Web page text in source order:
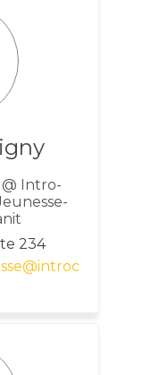
Intro-
234
externes)